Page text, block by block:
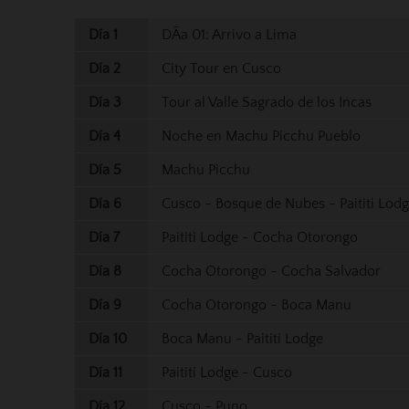
Día 1 DÃ­a 01: Arrivo a Lima
Día 2 City Tour en Cusco
Día 3 Tour al Valle Sagrado de los Incas
Día 4 Noche en Machu Picchu Pueblo
Día 5 Machu Picchu
Día 6 Cusco - Bosque de Nubes - Paititi
Día 7 Paititi Lodge - Cocha Otorongo
Día 8 Cocha Otorongo - Cocha Salvador
Día 9 Cocha Otorongo - Boca Manu
Día 10 Boca Manu - Paititi Lodge
Día 11 Paititi Lodge - Cusco